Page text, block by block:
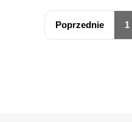
Poprzednie 1